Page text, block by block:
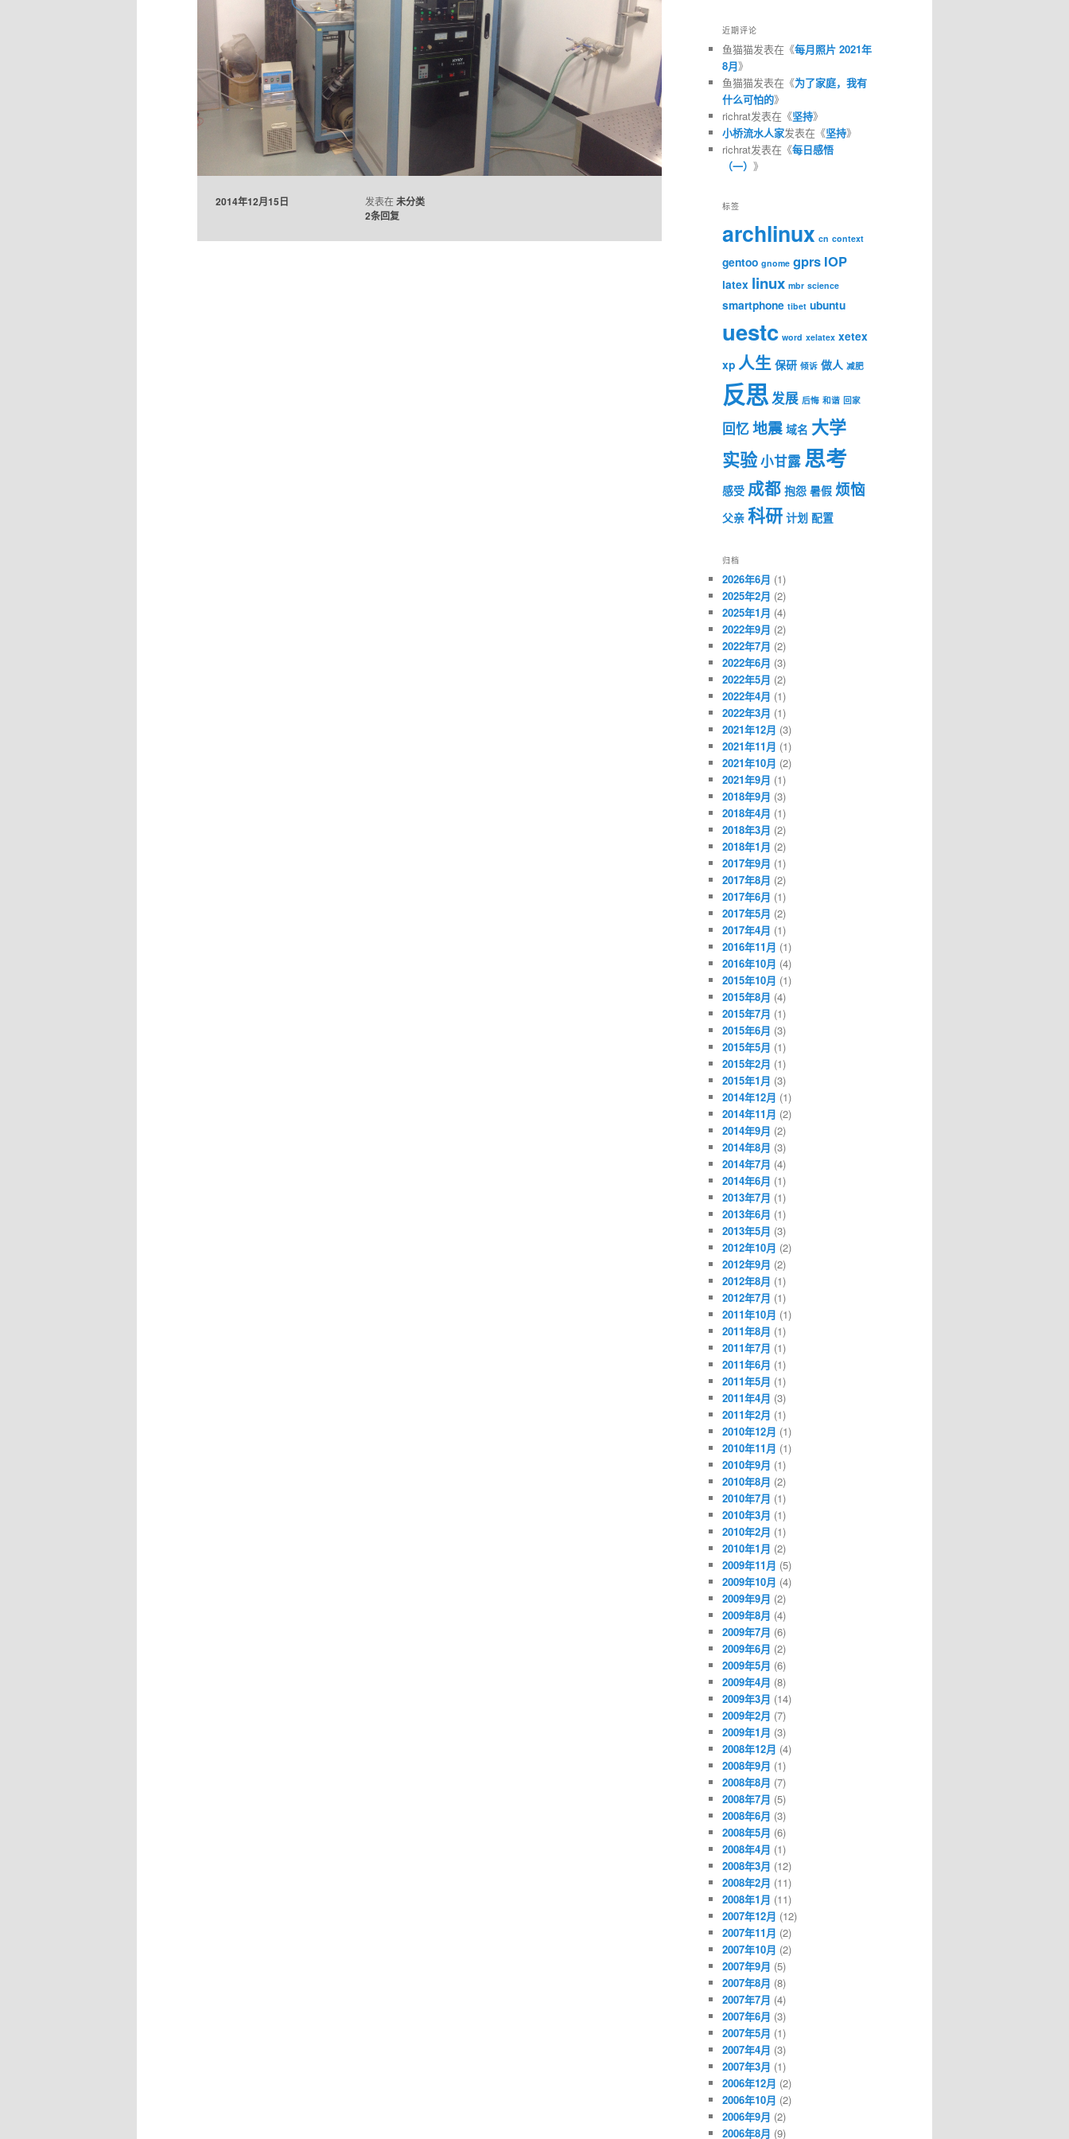
2014年12月15日 发表在 未分类
2条回复
近期评论
鱼猫猫发表在《每月照片 2021年
8月》
鱼猫猫发表在《为了家庭，我有
什么可怕的》
richrat发表在《坚持》
小桥流水人家发表在《坚持》
richrat发表在《每日感悟
（一） 》
标签
archlinux cn context
gentoo gnome gprs IOP
latex linux mbr science
smartphone tibet ubuntu
uestc word xelatex xetex
xp 人生 保研 倾诉 做人 减肥
反思发展 后悔 和谐 回家
回忆地震 域名 大学
实验小甘露 思考
感受 成都 抱怨 暑假 烦恼
父亲 科研 计划 配置
归档
2026年6月 (1)
2025年2月 (2)
2025年1月 (4)
2022年9月 (2)
2022年7月 (2)
2022年6月 (3)
2022年5月 (2)
2022年4月 (1)
2022年3月 (1)
2021年12月 (3)
2021年11月 (1)
2021年10月 (2)
2021年9月 (1)
2018年9月 (3)
2018年4月 (1)
2018年3月 (2)
2018年1月 (2)
2017年9月 (1)
2017年8月 (2)
2017年6月 (1)
2017年5月 (2)
2017年4月 (1)
2016年11月 (1)
2016年10月 (4)
2015年10月 (1)
2015年8月 (4)
2015年7月 (1)
2015年6月 (3)
2015年5月 (1)
2015年2月 (1)
2015年1月 (3)
2014年12月 (1)
2014年11月 (2)
2014年9月 (2)
2014年8月 (3)
2014年7月 (4)
2014年6月 (1)
2013年7月 (1)
2013年6月 (1)
2013年5月 (3)
2012年10月 (2)
2012年9月 (2)
2012年8月 (1)
2012年7月 (1)
2011年10月 (1)
2011年8月 (1)
2011年7月 (1)
2011年6月 (1)
2011年5月 (1)
2011年4月 (3)
2011年2月 (1)
2010年12月 (1)
2010年11月 (1)
2010年9月 (1)
2010年8月 (2)
2010年7月 (1)
2010年3月 (1)
2010年2月 (1)
2010年1月 (2)
2009年11月 (5)
2009年10月 (4)
2009年9月 (2)
2009年8月 (4)
2009年7月 (6)
2009年6月 (2)
2009年5月 (6)
2009年4月 (8)
2009年3月 (14)
2009年2月 (7)
2009年1月 (3)
2008年12月 (4)
2008年9月 (1)
2008年8月 (7)
2008年7月 (5)
2008年6月 (3)
2008年5月 (6)
2008年4月 (1)
2008年3月 (12)
2008年2月 (11)
2008年1月 (11)
2007年12月 (12)
2007年11月 (2)
2007年10月 (2)
2007年9月 (5)
2007年8月 (8)
2007年7月 (4)
2007年6月 (3)
2007年5月 (1)
2007年4月 (3)
2007年3月 (1)
2006年12月 (2)
2006年10月 (2)
2006年9月 (2)
2006年8月 (9)